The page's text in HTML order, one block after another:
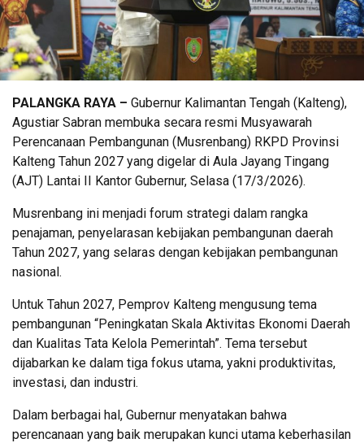
PALANGKA RAYA – Gubernur Kalimantan Tengah (Kalteng),
Agustiar Sabran membuka secara resmi Musyawarah
Perencanaan Pembangunan (Musrenbang) RKPD Provinsi
Kalteng Tahun 2027 yang digelar di Aula Jayang Tingang
(AJT) Lantai II Kantor Gubernur, Selasa (17/3/2026).
Musrenbang ini menjadi forum strategi dalam rangka
penajaman, penyelarasan kebijakan pembangunan daerah
Tahun 2027, yang selaras dengan kebijakan pembangunan
nasional.
Untuk Tahun 2027, Pemprov Kalteng mengusung tema
pembangunan “Peningkatan Skala Aktivitas Ekonomi Daerah
dan Kualitas Tata Kelola Pemerintah”. Tema tersebut
dijabarkan ke dalam tiga fokus utama, yakni produktivitas,
investasi, dan industri.
Dalam berbagai hal, Gubernur menyatakan bahwa
perencanaan yang baik merupakan kunci utama keberhasilan